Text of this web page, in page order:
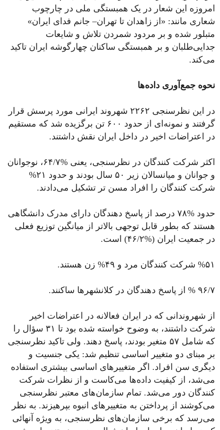
امروزه این شعار در یک همبستگی ملی در چارچوب
شعاری مانند: «از زاهدان تا تهران– جانم فدای ایران»
متبلور شده و بر مردود شمردن تلاش و شایعات
جدایی‌طلبان و بر همبستگی ساکنان چهارگوشه ایران تاکید
می‌کند.
نحوه جمع‌آوری داده‌ها
در این نظرسنجی ۲۲۶۲ شهروند ایرانی مورد پرسش قرار
گرفتند و نمونه‌ای از حدود ۶۰۰ تن برگزیده شد که مستقیم
در اعتراضات اخیر در داخل ایران نقش داشتند.
اکثر شرکت کنندگان در نظرسنجی، یعنی %۶۴/۷، نوجوانان
و جوانان و میانسالان زیر ۵۰ سال بودند و حدود ۲۱%
شرکت کنندگان را افراد مسن تر تشکیل می‌دادند.
حدود %۷۸ درصد از پاسخ دهندگان دارای مدرک دانشگاهی
هستند که بطور قابل توجهی بالاتر از میانگین توزیع فعلی
در جمعیت ایران (%۴۶/۲) است.
%۵۱ شرکت کنندگان مرد و ۴۹% زن هستند.
۹۶/۷ % از پاسخ دهندگان در کلانشهرها ساکنند.
از شهروندانی که در ایران فعالانه در اعتراضات اخیر
شرکت داشتند، به وضوح خواسته شده بود تا ۳۱ سؤال را
که شامل ۵۷ متغیر بودند، پاسخ دهند. ولی تاکید نظرسنجی
بر مبنای دو متغییر اساسی تنظیم شد: یکی جنسیت و
دیگری سن افراد. اگر متغییرهای اساسی بیشتری استفاده
می‌شد، از کیفیت داده‌ها می‌کاست و از نظرات شرکت
کنندگان دور می‌شد. تمام سازمان‌های معتبر نظرسنجی
می‌کوشند از پرداختن به متغییرهای انبوه بپرهیزند. به نظر
می‌رسد که برخی سازمان‌های نظرسنجی، به ویژه آنهائی